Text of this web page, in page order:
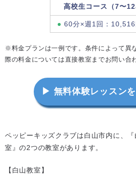
高校生コース（7〜12
60分×週1回：10,516
※料金プランは一例です。条件によって異
際の料金については直接教室までお問い合
▶ 無料体験レッスン
ペッピーキッズクラブは白山市内に、
室』の2つの教室があります。
【白山教室】